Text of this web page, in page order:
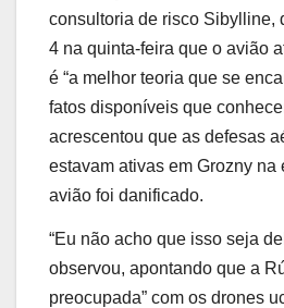
consultoria de risco Sibylline,
4 na quinta-feira que o avião
é “a melhor teoria que se
fatos disponíveis que
acrescentou que as defesas
estavam ativas em Grozny na
avião foi danificado.
“Eu não acho que isso seja
observou, apontando que a
preocupada” com os drones